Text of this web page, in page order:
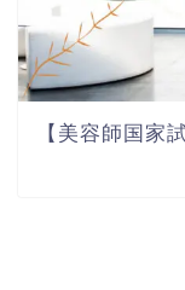
【美容師国